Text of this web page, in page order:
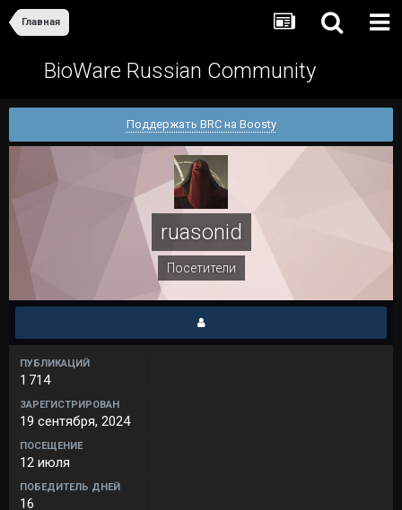
Главная
BioWare Russian Community
Поддержать BRC на Boosty
ruasonid
Посетители
ПУБЛИКАЦИЙ
1 714
ЗАРЕГИСТРИРОВАН
19 сентября, 2024
ПОСЕЩЕНИЕ
12 июля
ПОБЕДИТЕЛЬ ДНЕЙ
16